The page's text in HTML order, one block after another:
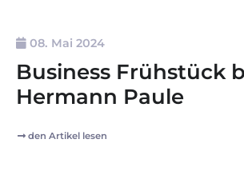
08. Mai 2024
Business Frühstück
Hermann Paule
den Artikel lesen